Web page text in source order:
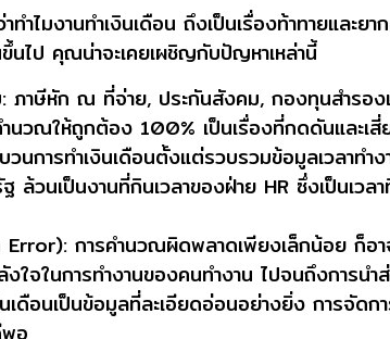
ทำไมงานทำเงินเดือน ถึงเป็นเรื่องท้าทายแล
ป คุณน่าจะเคยเผชิญกับปัญหาเหล่านี้
ภาษีหัก ณ ที่จ่าย, ประกันสังคม, กองทุนสำรอง
นวณให้ถูกต้อง 100% เป็นเรื่องที่กดดันและเ
วนการทำเงินเดือนตั้งแต่รวบรวมข้อมูลเวลาท
ฐ ล้วนเป็นงานที่กินเวลาของฝ่าย HR ซึ่งเป็นเ
Error): การคำนวณผิดพลาดเพียงเล็กน้อย ก็อา
ใจในการทำงานของคนทำงาน ไปจนถึงการ
เดือนเป็นข้อมูลที่ละเอียดอ่อนอย่างยิ่ง การจัดก
อ